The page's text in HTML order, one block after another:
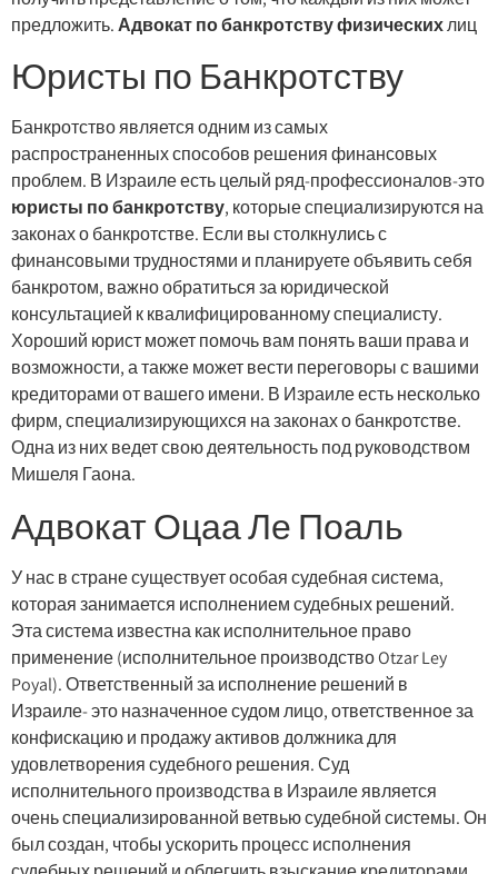
предложить.Адвокат по банкротству физическихлиц
Юристы по Банкротству
Банкротство является одним из самых
распространенных способов решения финансовых
проблем. В Израиле есть целый ряд-профессионалов-это
юристы по банкротству, которые специализируются на
законах о банкротстве. Если вы столкнулись с
финансовыми трудностями и планируете объявить себя
банкротом, важно обратиться за юридической
консультацией к квалифицированному специалисту.
Хороший юрист может помочь вам понять ваши права и
возможности, а также может вести переговоры с вашими
кредиторами от вашего имени. В Израиле есть несколько
фирм, специализирующихся на законах о банкротстве.
Одна из них ведет свою деятельность под руководством
Мишеля Гаона.
Адвокат Оцаа Ле Поаль
У нас в стране существует особая судебная система,
которая занимается исполнением судебных решений.
Эта система известна как исполнительное право
применение (исполнительное производство Otzar Ley
Poyal). Ответственный за исполнение решений в
Израиле- это назначенное судом лицо, ответственное за
конфискацию и продажу активов должника для
удовлетворения судебного решения. Суд
исполнительного производства в Израиле является
очень специализированной ветвью судебной системы. Он
был создан, чтобы ускорить процесс исполнения